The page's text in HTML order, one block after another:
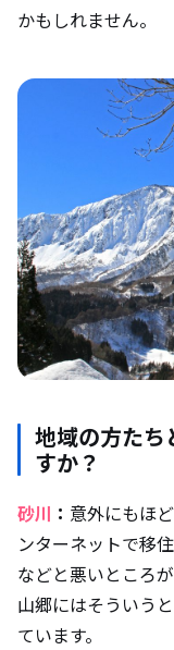
かもしれません。
地域の方たち
すか？
砂川 ： 意外にもほ
ンターネットで移
などと悪いところ
山郷にはそういう
ています。